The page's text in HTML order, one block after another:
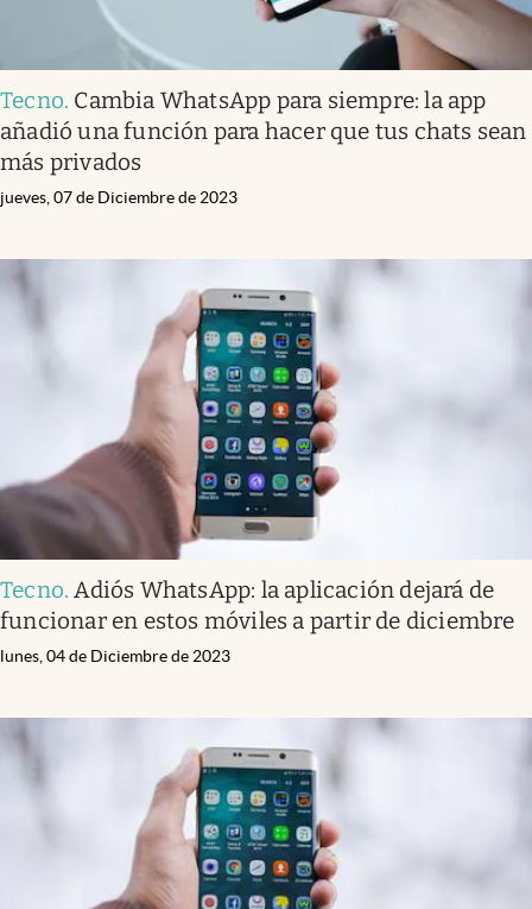
Tecno. Cambia WhatsApp para siempre: la app
añadió una función para hacer que tus chats sean
más privados
jueves, 07 de Diciembre de 2023
Tecno.Adiós WhatsApp: la aplicación dejará de
funcionar en estos móviles a partir de diciembre
lunes, 04 de Diciembre de 2023